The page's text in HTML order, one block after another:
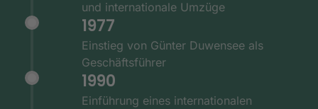
und internationale Umzüge
1977
Einstieg von Günter Duwensee als
Geschäftsführer
1990
Einführung eines internationalen